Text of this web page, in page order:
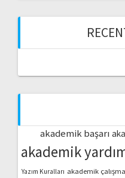
akademik başarı
akademik
Yazım Kuralları akademik